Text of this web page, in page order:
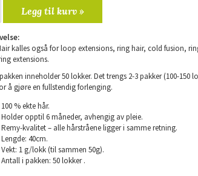
Legg til kurv »
kalles også for loop extensions, ring hair, cold fusion,
extensions.
inneholder 50 lokker. Det trengs 2-3 pakker (100-150
å gjøre en fullstendig forlenging.
100 % ekte hår.
Holder opptil 6 måneder, avhengig av pleie.
Remy-kvalitet – alle hårstråene ligger i samme retning.
Lengde: 40cm.
Vekt: 1 g/lokk (til sammen 50g).
Antall i pakken: 50 lokker .